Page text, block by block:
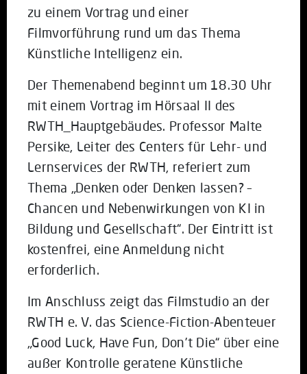
zu einem Vortrag und einer
Filmvorführung rund um das Thema
Künstliche Intelligenz ein.
Der Themenabend beginnt um 18.30 Uhr
mit einem Vortrag im Hörsaal II des
RWTH_Hauptgebäudes. Professor Malte
Persike, Leiter des Centers für Lehr- und
Lernservices der RWTH, referiert zum
Thema „Denken oder Denken lassen? –
Chancen und Nebenwirkungen von KI in
Bildung und Gesellschaft“. Der Eintritt ist
kostenfrei, eine Anmeldung nicht
erforderlich.
Im Anschluss zeigt das Filmstudio an der
RWTH e. V. das Science-Fiction-Abenteuer
„Good Luck, Have Fun, Don’t Die“ über eine
außer Kontrolle geratene Künstliche